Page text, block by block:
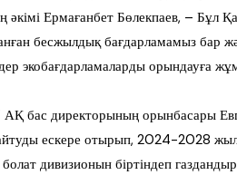
Ермағанбет Бөлекпаев, – Бұл
бесжылдық бағдарламамыз бар
экобағдарламаларды орындауға
бас директорының орынбасары
ескере отырып, 2024-2028
дивизионын біртіндеп